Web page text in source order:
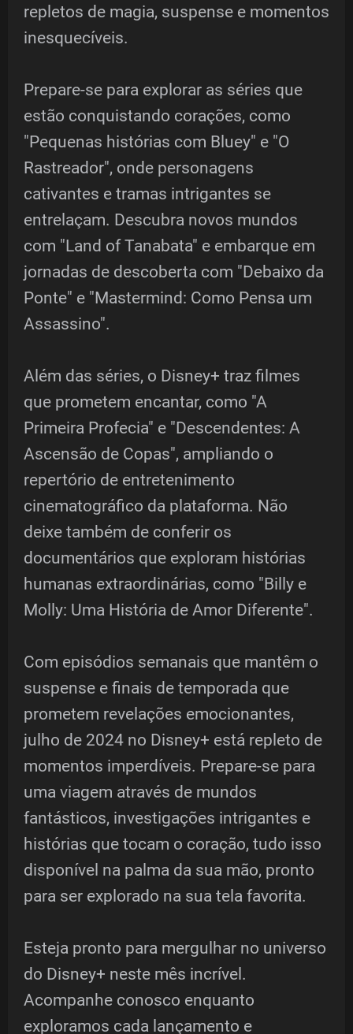
repletos de magia, suspense e momentos
inesquecíveis.
Prepare-se para explorar as séries que
estão conquistando corações, como
"Pequenas histórias com Bluey" e "O
Rastreador", onde personagens
cativantes e tramas intrigantes se
entrelaçam. Descubra novos mundos
com "Land of Tanabata" e embarque em
jornadas de descoberta com "Debaixo da
Ponte" e "Mastermind: Como Pensa um
Assassino".
Além das séries, o Disney+ traz filmes
que prometem encantar, como "A
Primeira Profecia" e "Descendentes: A
Ascensão de Copas", ampliando o
repertório de entretenimento
cinematográfico da plataforma. Não
deixe também de conferir os
documentários que exploram histórias
humanas extraordinárias, como "Billy e
Molly: Uma História de Amor Diferente".
Com episódios semanais que mantêm o
suspense e finais de temporada que
prometem revelações emocionantes,
julho de 2024 no Disney+ está repleto de
momentos imperdíveis. Prepare-se para
uma viagem através de mundos
fantásticos, investigações intrigantes e
histórias que tocam o coração, tudo isso
disponível na palma da sua mão, pronto
para ser explorado na sua tela favorita.
Esteja pronto para mergulhar no universo
do Disney+ neste mês incrível.
Acompanhe conosco enquanto
exploramos cada lançamento e